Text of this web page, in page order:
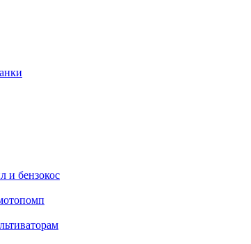
и бензокос